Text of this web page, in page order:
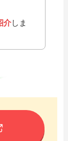
介しま